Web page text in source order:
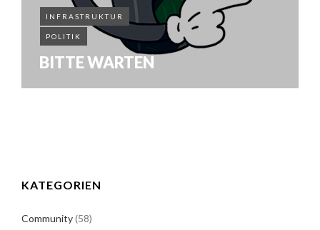
INFRASTRUKTUR
POLITIK
BITTE WARTEN
KATEGORIEN
Community(58)